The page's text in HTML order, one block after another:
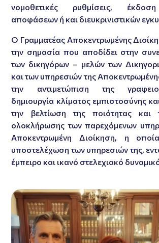
νομοθετικές ρυθμίσεις,
αποφάσεων ή και διευκρινιστικών
Ο Γραμματέας Αποκεντρωμένης
την σημασία που αποδίδει στην
των δικηγόρων – μελών των
και των υπηρεσιών της
την αντιμετώπιση της
δημιουργία κλίματος εμπιστοσύνης
την βελτίωση της ποιότητας και
ολοκλήρωσης των παρεχόμενων
Αποκεντρωμένη Διοίκηση, η
υποστελέχωση των υπηρεσιών της,
έμπειρο και ικανό στελεχιακό